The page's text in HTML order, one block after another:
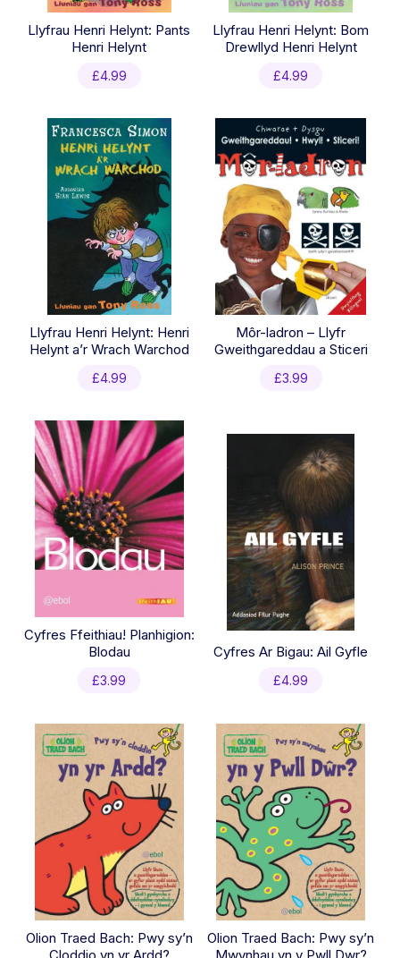
Llyfrau Henri Helynt: Pants
Henri Helynt
£4.99
Llyfrau Henri Helynt: Bom
Drewllyd Henri Helynt
£4.99
Llyfrau Henri Helynt: Henri
Helynt a’r Wrach Warchod
£4.99
Môr-ladron – Llyfr
Gweithgareddau a Sticeri
£3.99
Cyfres Ffeithiau! Planhigion:
Blodau
£3.99
Cyfres Ar Bigau: Ail Gyfle
£4.99
Olion Traed Bach: Pwy sy’n
Olion Traed Bach: Pwy sy’n